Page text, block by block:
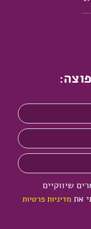
שיווקיים
את מדיניות פרטיות